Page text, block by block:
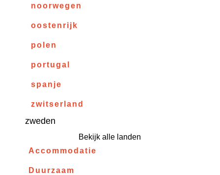
noorwegen
oostenrijk
polen
portugal
spanje
zwitserland
zweden
Bekijk alle landen
Accommodatie
Duurzaam